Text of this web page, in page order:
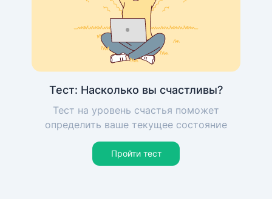
Тест: Насколько вы счастливы?
Тест на уровень счастья поможет
определить ваше текущее состояние
Пройти тест